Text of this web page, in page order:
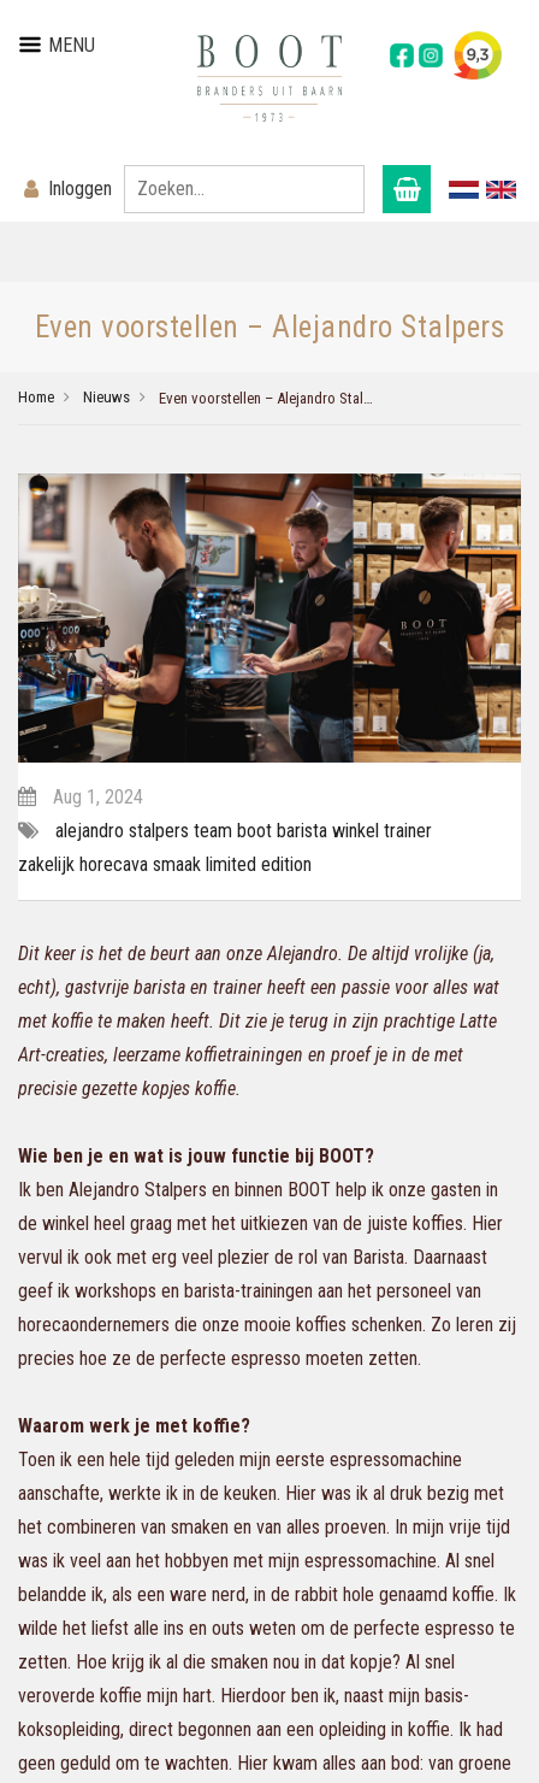
MENU
Inloggen
Even voorstellen – Alejandro Stalpers
Home Nieuws
Aug 1, 2024
alejandro stalpers team boot barista winkel trainer
zakelijk horecava smaak limited edition
Dit keer is het de beurt aan onze Alejandro. De altijd vrolijke (ja,
echt), gastvrije barista en trainer heeft een passie voor alles wat
met koffie te maken heeft. Dit zie je terug in zijn prachtige Latte
Art-creaties, leerzame koffietrainingen en proef je in de met
precisie gezette kopjes koffie.
Wie ben je en wat is jouw functie bij BOOT?
Ik ben Alejandro Stalpers en binnen BOOT help ik onze gasten in
de winkel heel graag met het uitkiezen van de juiste koffies. Hier
vervul ik ook met erg veel plezier de rol van Barista. Daarnaast
geef ik workshops en barista-trainingen aan het personeel van
horecaondernemers die onze mooie koffies schenken. Zo leren zij
precies hoe ze de perfecte espresso moeten zetten.
Waarom werk je met koffie?
Toen ik een hele tijd geleden mijn eerste espressomachine
aanschafte, werkte ik in de keuken. Hier was ik al druk bezig met
het combineren van smaken en van alles proeven. In mijn vrije tijd
was ik veel aan het hobbyen met mijn espressomachine. Al snel
belandde ik, als een ware nerd, in de rabbit hole genaamd koffie. Ik
wilde het liefst alle ins en outs weten om de perfecte espresso te
zetten. Hoe krijg ik al die smaken nou in dat kopje? Al snel
veroverde koffie mijn hart. Hierdoor ben ik, naast mijn basis-
koksopleiding, direct begonnen aan een opleiding in koffie. Ik had
geen geduld om te wachten. Hier kwam alles aan bod: van groene